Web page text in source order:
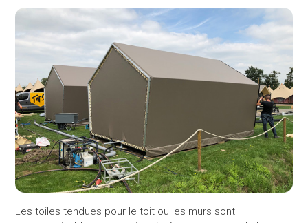
Les toiles tendues pour le toit ou les murs sont